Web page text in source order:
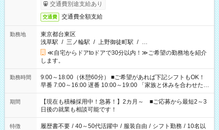
交通費別途支給あり
交通費 交通費全額支給
勤務地
東京都台東区
浅草駅 / 三ノ輪駅 / 上野御徒町駅 / …
≪自宅からドアtoドアで30分以内！≫ご希望の勤務地を紹介
します。
勤務時間
9:00～18:00（休憩60分） ■ご希望があれば下記シフトもOK！
早番 7:00～16:00 遅番 10:00～19:00 「家族と休みを合わせた
い」 「余裕を持って夕飯の準備がしたい」 「できれば残業はし
たくない」 など、ご希望を教えてくださいね。 ※Wワーク希望
の方へ 今ご覧のお仕事で希望する勤務時間と、もう1つのお仕事
の勤務時間。 合計で週40時間を超える場合は応募できません。
期間
【現在も積極採用中！急募！】2カ月～ ■ご応募から最短2～3
日後の就業も相談可能です！
特徴 履歴書不要 / 40～50代活躍中 / 服装自由 / シフト勤務 / 10名以